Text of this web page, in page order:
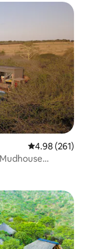
Calificación
4.98 (261)